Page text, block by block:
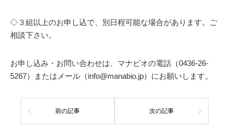
◇３組以上のお申し込で、別日程可能な場合があります。ご
相談下さい。
お申し込み・お問い合わせは、マナビオの電話（0436-26-
5267）またはメール（info@manabio.jp）にお願いします。
前の記事 次の記事